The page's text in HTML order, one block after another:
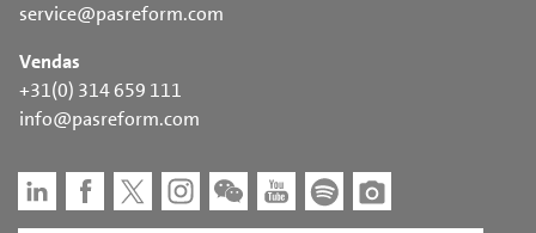
service@pasreform.com
Vendas
+31(0) 314 659 111
info@pasreform.com